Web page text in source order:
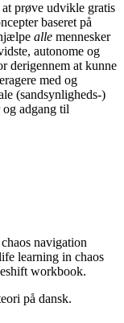
prøve udvikle gratis
baseret på
alle mennesker
autonome og
derigennem at kunne
med og
(sandsynligheds-)
adgang til
navigation
learning in chaos
workbook.
på dansk.